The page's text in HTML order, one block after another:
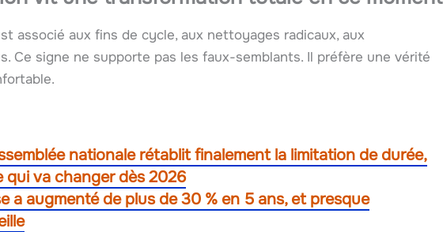
associé aux fins de cycle, aux nettoyages radicaux, aux
Ce signe ne supporte pas les faux-semblants. Il préfère une vérité
nationale rétablit finalement la limitation de durée,
qui va changer dès 2026
a augmenté de plus de 30 % en 5 ans, et presque